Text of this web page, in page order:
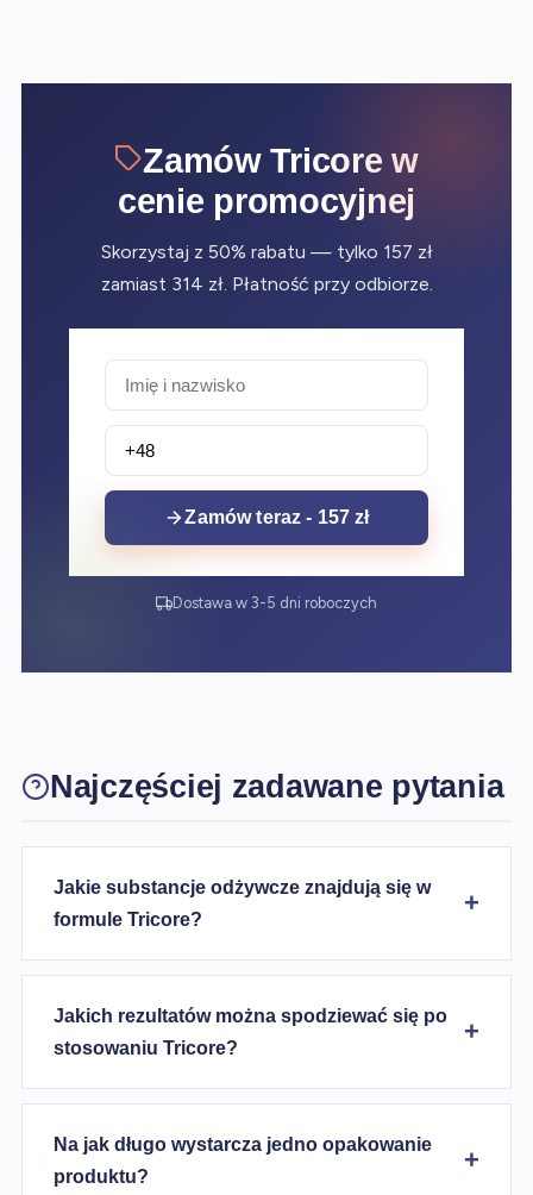
Zamów Tricore w
cenie promocyjnej
Skorzystaj z 50% rabatu — tylko 157 zł
zamiast 314 zł. Płatność przy odbiorze.
Zamów teraz - 157 zł
Dostawa w 3-5 dni roboczych
Najczęściej zadawane pytania
Jakie substancje odżywcze znajdują się w
formule Tricore?
Jakich rezultatów można spodziewać się po
stosowaniu Tricore?
Na jak długo wystarcza jedno opakowanie
produktu?